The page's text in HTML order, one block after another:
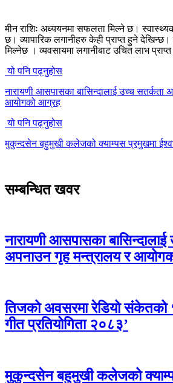
मीन राशिः अध्ययनमा सफलता मिल्ने छ।
छ। व्यापारिक लगानीहरु केही प्राप्त हुने
मिल्नेछ । व्यवसायमा लगानीबाट उचित लाभ
यो पनि पढ्नुहोस
नारायणी आसपासका बासिन्दालाई उच्च सतर्कता
आयोगको आग्रह
यो पनि पढ्नुहोस
मुकुन्दसेन बहुमुखी कलेजको क्याम्पस प्रमुखमा
सम्बन्धित खवर
नारायणी आसपासका
अपनाउन गृह मन्त्रालय र
तिजको अवसरमा रेडियो संकेतको
गीत प्रतियोगिता २०८३’
मुकुन्दसेन बहुमुखी कलेजको